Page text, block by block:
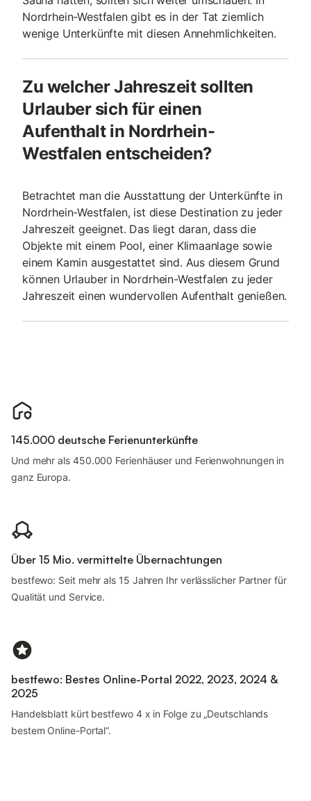
Nordrhein-Westfalen gibt es in der Tat ziemlich
wenige Unterkünfte mit diesen Annehmlichkeiten.
Zu welcher Jahreszeit sollten
Urlauber sich für einen
Aufenthalt in Nordrhein-
Westfalen entscheiden?
Betrachtet man die Ausstattung der Unterkünfte in
Nordrhein-Westfalen, ist diese Destination zu jeder
Jahreszeit geeignet. Das liegt daran, dass die
Objekte mit einem Pool, einer Klimaanlage sowie
einem Kamin ausgestattet sind. Aus diesem Grund
können Urlauber in Nordrhein-Westfalen zu jeder
Jahreszeit einen wundervollen Aufenthalt genießen.
145.000 deutsche Ferienunterkünfte
Und mehr als 450.000 Ferienhäuser und Ferienwohnungen in
ganz Europa.
Über 15 Mio. vermittelte Übernachtungen
bestfewo: Seit mehr als 15 Jahren Ihr verlässlicher Partner für
Qualität und Service.
bestfewo: Bestes Online-Portal 2022, 2023, 2024 &
2025
Handelsblatt kürt bestfewo 4 x in Folge zu „Deutschlands
bestem Online-Portal“.